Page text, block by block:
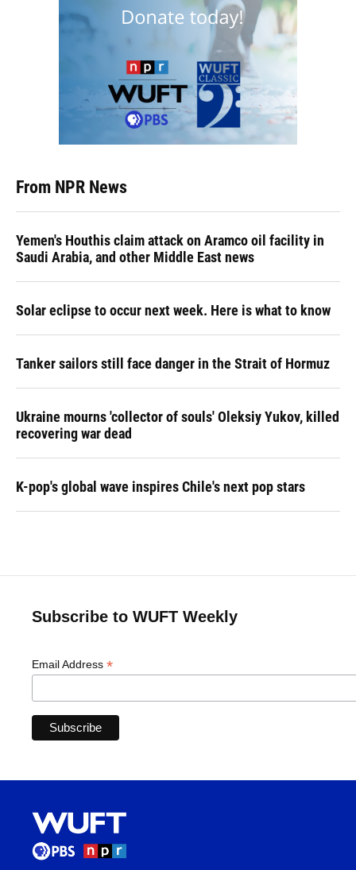
From NPR News
Yemen's Houthis claim attack on Aramco oil facility in
Saudi Arabia, and other Middle East news
Solar eclipse to occur next week. Here is what to know
Tanker sailors still face danger in the Strait of Hormuz
Ukraine mourns 'collector of souls' Oleksiy Yukov, killed
recovering war dead
K-pop's global wave inspires Chile's next pop stars
Subscribe to WUFT Weekly
Email Address *